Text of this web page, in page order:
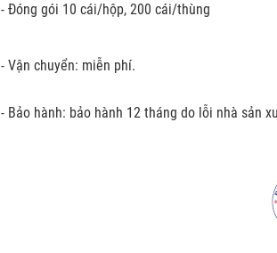
- Đóng gói 10 cái/hộp, 200 cái/thùng
- Vận chuyển: miễn phí.
- Bảo hành: bảo hành 12 tháng do lỗi nhà sản